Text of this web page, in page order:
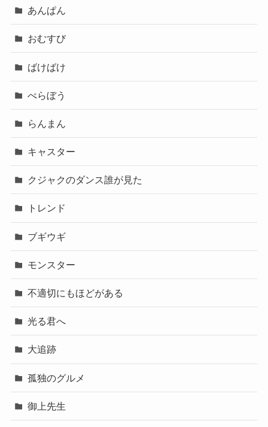
あんぱん
おむすび
ばけばけ
べらぼう
らんまん
キャスター
クジャクのダンス誰が見た
トレンド
ブギウギ
モンスター
不適切にもほどがある
光る君へ
大追跡
孤独のグルメ
御上先生